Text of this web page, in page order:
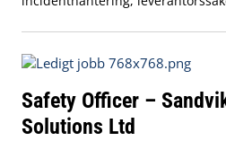
Safety Officer –
Solutions Ltd